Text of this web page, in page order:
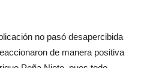
no pasó desapercibida
de manera positiva